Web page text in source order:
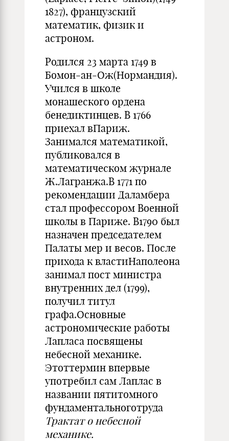
1827), французский
математик, физик и
астроном.
Родился 23 марта 1749 в
Бомон-ан-Ож(Нормандия).
Учился в школе
монашеского ордена
бенедиктинцев. В 1766
приехал вПариж.
Занимался математикой,
публиковался в
математическом журнале
Ж.Лагранжа.В 1771 по
рекомендации Даламбера
стал профессором Военной
школы в Париже. В1790 был
назначен председателем
Палаты мер и весов. После
прихода к властиНаполеона
занимал пост министра
внутренних дел (1799),
получил титул
графа.Основные
астрономические работы
Лапласа посвящены
небесной механике.
Этоттермин впервые
употребил сам Лаплас в
названии пятитомного
фундаментальноготруда
Трактат о небесной
механике.